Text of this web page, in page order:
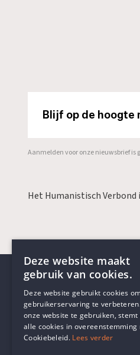
Blijf op de hoogte
Aanmelden voor onze nieuwsbrief
Het Humanistisch Verbond
Contactgegevens
Deze website maakt
gebruik van cookies.
Deze website gebruikt cookies
gebruikerservaring te
onze website te gebruiken, stemt
alle cookies in overeenstemming
Cookiebeleid. Lees verder